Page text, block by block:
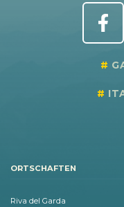
ORTSCHAFTEN
Riva del Garda